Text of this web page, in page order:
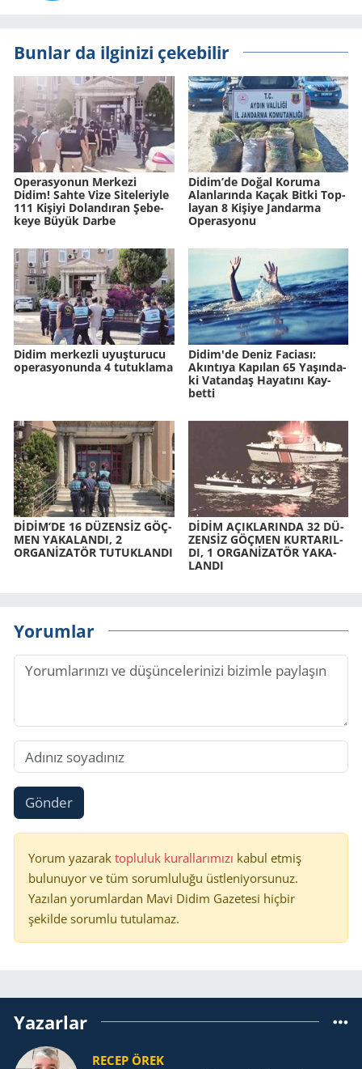
Bunlar da ilginizi çekebilir
Ope­ras­yo­nun Mer­ke­zi
Didim! Sahte Vize Si­te­le­riy­le
111 Ki­şi­yi Do­lan­dı­ran Şe­be­
ke­ye Büyük Darbe
Didim’de Doğal Ko­ru­ma
Alan­la­rın­da Kaçak Bitki Top­
la­yan 8 Ki­şi­ye Jan­dar­ma
Ope­ras­yo­nu
Didim merkezli uyuşturucu
operasyonunda 4 tutuklama
Didim'de Deniz Fa­ci­ası:
Akın­tı­ya Ka­pı­lan 65 Ya­şın­da­
ki Va­tan­daş Ha­ya­tı­nı Kay­
bet­ti
DİDİM’DE 16 DÜ­ZENSİZ GÖÇ­
MEN YA­KA­LAN­DI, 2
ORGANİZATÖR TU­TUK­LAN­DI
DİDİM AÇIK­LA­RIN­DA 32 DÜ­
ZENSİZ GÖÇ­MEN KUR­TA­RIL­
DI, 1 ORGANİZATÖR YA­KA­
LAN­DI
Yorumlar
Gönder
Yorum yazarak topluluk kurallarımızı kabul etmiş
bulunuyor ve tüm sorumluluğu üstleniyorsunuz.
Yazılan yorumlardan Mavi Didim Gazetesi hiçbir
şekilde sorumlu tutulamaz.
Yazarlar
RECEP ÖREK